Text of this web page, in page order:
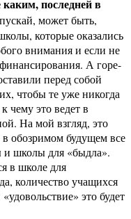
последней в
может быть,
которые оказались
внимания и если не
А горе-
перед собой
чтобы те уже никогда
чему это ведет в
На мой взгляд, это
обозримом будущем все
и школы для «быдла».
в школе для
количество учащихся
это будет